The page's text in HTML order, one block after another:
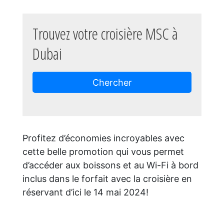
Trouvez votre croisière MSC à
Dubai
Chercher
Profitez d’économies incroyables avec
cette belle promotion qui vous permet
d’accéder aux boissons et au Wi-Fi à bord
inclus dans le forfait avec la croisière en
réservant d’ici le 14 mai 2024!